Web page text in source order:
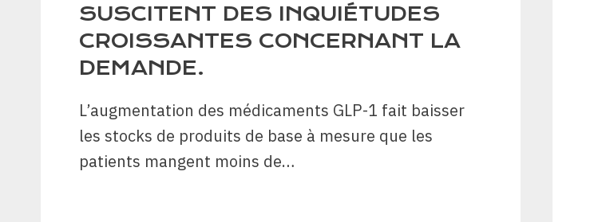
SUSCITENT DES INQUIÉTUDES
CROISSANTES CONCERNANT LA
DEMANDE.
L’augmentation des médicaments GLP-1 fait baisser
les stocks de produits de base à mesure que les
patients mangent moins de…